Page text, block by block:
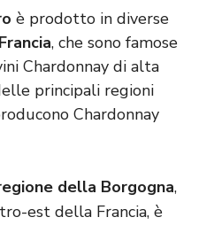
è prodotto in diverse
Francia, che sono famose
Chardonnay di alta
principali regioni
Chardonnay
della Borgogna,
est della Francia, è